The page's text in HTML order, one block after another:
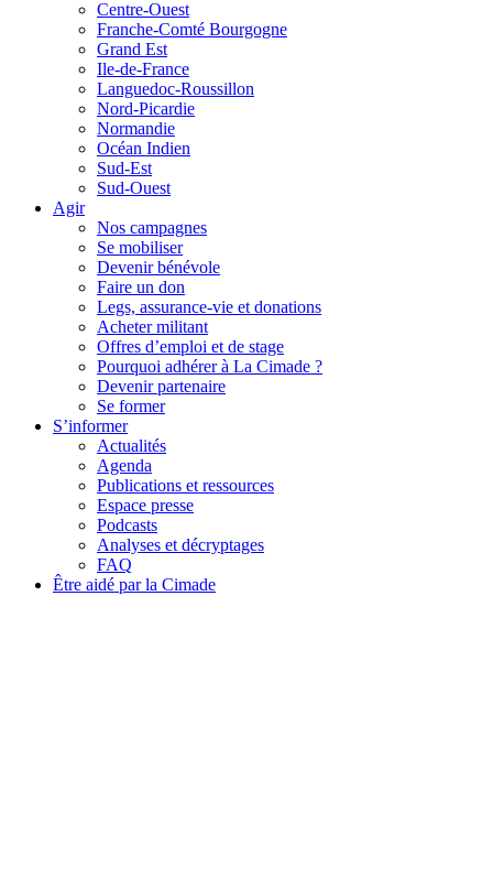
Centre-Ouest
Franche-Comté Bourgogne
Grand Est
Ile-de-France
Languedoc-Roussillon
Nord-Picardie
Normandie
Océan Indien
Sud-Est
Sud-Ouest
Agir
Nos campagnes
Se mobiliser
Devenir bénévole
Faire un don
Legs, assurance-vie et donations
Acheter militant
Offres d’emploi et de stage
Pourquoi adhérer à La Cimade ?
Devenir partenaire
Se former
S’informer
Actualités
Agenda
Publications et ressources
Espace presse
Podcasts
Analyses et décryptages
FAQ
Être aidé par la Cimade